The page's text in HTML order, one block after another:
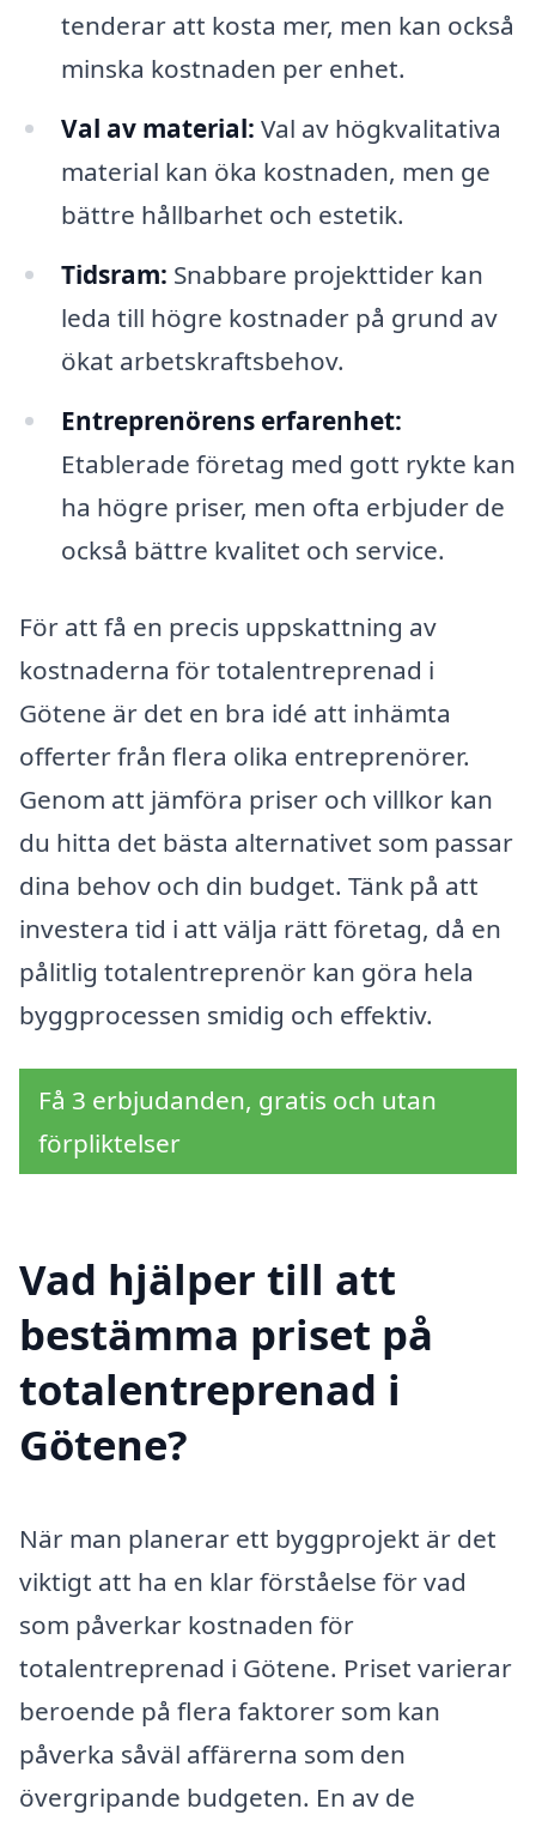
tenderar att kosta mer, men kan också
minska kostnaden per enhet.
Val av material: Val av högkvalitativa
material kan öka kostnaden, men ge
bättre hållbarhet och estetik.
Tidsram: Snabbare projekttider kan
leda till högre kostnader på grund av
ökat arbetskraftsbehov.
Entreprenörens erfarenhet:
Etablerade företag med gott rykte kan
ha högre priser, men ofta erbjuder de
också bättre kvalitet och service.
För att få en precis uppskattning av
kostnaderna för totalentreprenad i
Götene är det en bra idé att inhämta
offerter från flera olika entreprenörer.
Genom att jämföra priser och villkor kan
du hitta det bästa alternativet som passar
dina behov och din budget. Tänk på att
investera tid i att välja rätt företag, då en
pålitlig totalentreprenör kan göra hela
byggprocessen smidig och effektiv.
Få 3 erbjudanden, gratis och utan
förpliktelser
Vad hjälper till att
bestämma priset på
totalentreprenad i
Götene?
När man planerar ett byggprojekt är det
viktigt att ha en klar förståelse för vad
som påverkar kostnaden för
totalentreprenad i Götene. Priset varierar
beroende på flera faktorer som kan
påverka såväl affärerna som den
övergripande budgeten. En av de